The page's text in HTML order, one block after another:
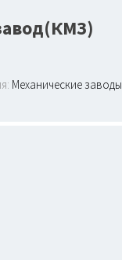
Механические заводы